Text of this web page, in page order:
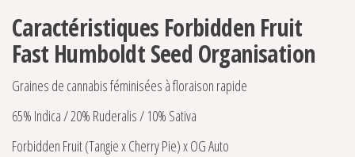
Caractéristiques Forbidden Fruit
Fast Humboldt Seed Organisation
Graines de cannabis féminisées à floraison rapide
65% Indica / 20% Ruderalis / 10% Sativa
Forbidden Fruit (Tangie x Cherry Pie) x OG Auto